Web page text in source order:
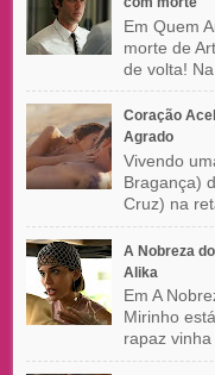
Em Quem
morte de
de volta!
Coração
Agrado
Vivendo
Bragança)
Cruz) na
A Nobreza
Alika
Em A
Mirinho
rapaz